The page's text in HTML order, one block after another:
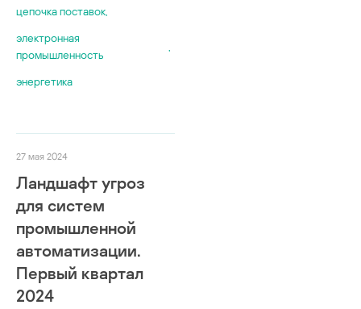
цепочка поставок
электронная
промышленность
энергетика
27 мая 2024
Ландшафт угроз
для систем
промышленной
автоматизации.
Первый квартал
2024